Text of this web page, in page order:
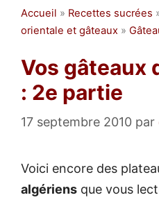
Accueil » Recettes sucrées
orientale et gâteaux »
Vos gâteaux
: 2e partie
17 septembre 2010 par
Voici encore des
algériens que vous